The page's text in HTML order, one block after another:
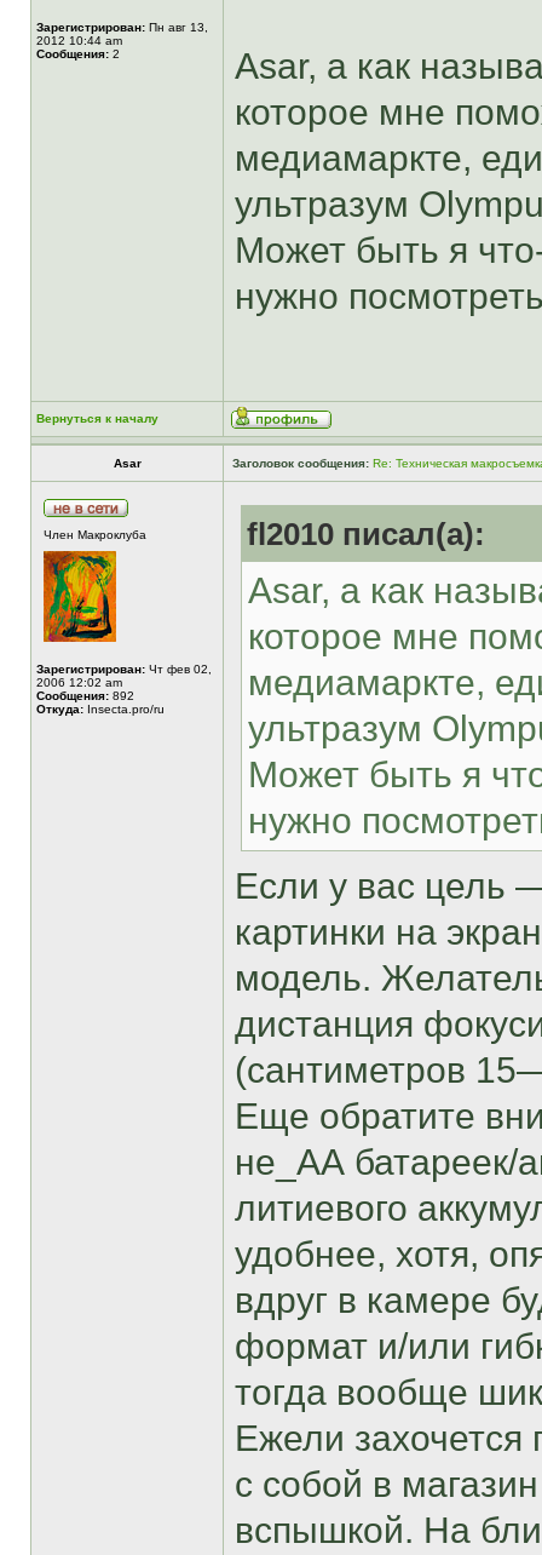
Зарегистрирован: Пн авг 13,
2012 10:44 am
Сообщения: 2
Asar, а как
которое мне
медиамаркте,
ультразум
Может быть я
нужно
Вернуться к началу
Asar Заголовок сообщения: Re: Техническая
Член Макроклуба
Зарегистрирован: Чт фев 02,
2006 12:02 am
Сообщения: 892
Откуда: Insecta.pro/ru
fl2010 писал(а):
Asar, а как
которое мне
медиамаркте,
ультразум
Может быть я
нужно
Если у вас цель
картинки на
модель.
дистанция
(сантиметров
Еще обратите
не_АА батареек/
литиевого
удобнее, хотя,
вдруг в камере
формат и/или
тогда вообще
Ежели захочется
с собой в
вспышкой. На